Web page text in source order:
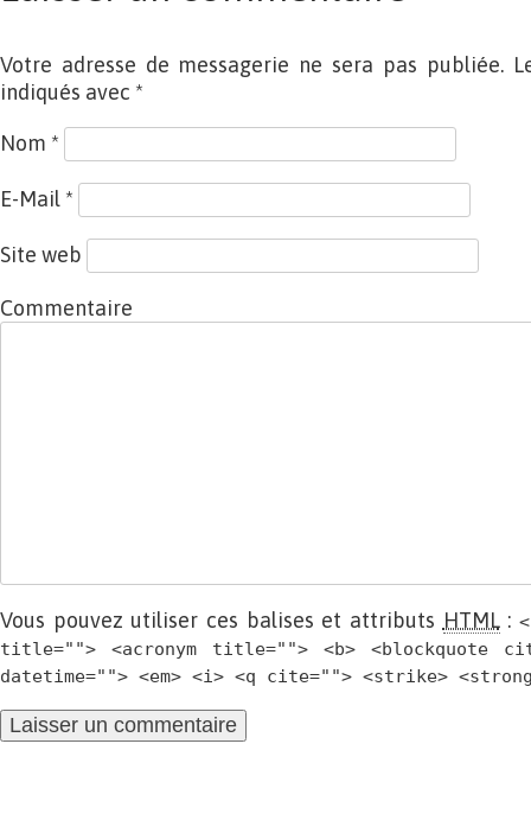
Votre adresse de messagerie ne sera pas publiée.
indiqués avec *
Nom *
E-Mail *
Site web
Commentaire
Vous pouvez utiliser ces balises et attributs HTML:
title=""> <acronym title=""> <b> <blockquote
datetime=""> <em> <i> <q cite=""> <strike>